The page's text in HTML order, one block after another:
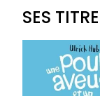
SES